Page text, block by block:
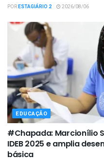
PORESTAGIÁRIO 2 2026/08/06
EDUCAÇÃO
#Chapada: Marcionílio
IDEB 2025 e amplia
básica